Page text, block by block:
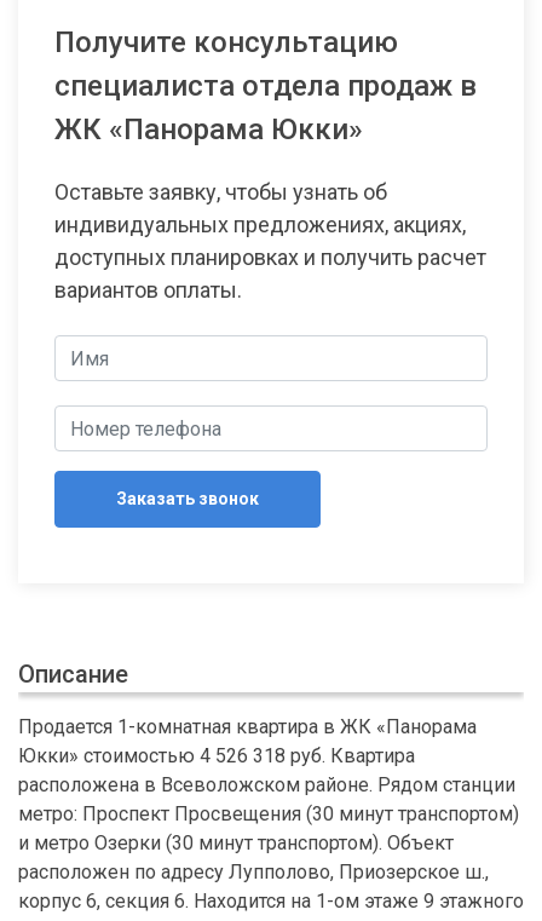
Получите консультацию
специалиста отдела продаж в
ЖК «Панорама Юкки»
Оставьте заявку, чтобы узнать об
индивидуальных предложениях, акциях,
доступных планировках и получить расчет
вариантов оплаты.
Заказать звонок
Описание
Продается 1-комнатная квартира в ЖК «Панорама
Юкки» стоимостью 4 526 318 руб. Квартира
расположена в Всеволожском районе. Рядом станции
метро: Проспект Просвещения (30 минут транспортом)
и метро Озерки (30 минут транспортом). Объект
расположен по адресу Лупполово, Приозерское ш.,
корпус 6, секция 6. Находится на 1-ом этаже 9 этажного